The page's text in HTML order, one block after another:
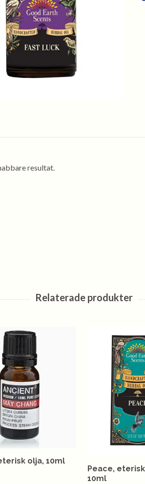
resultat.
olja, 10ml
Peace,
10ml